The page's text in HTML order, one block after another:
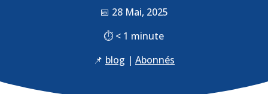
📅 28 Mai, 2025
⏱ < 1 minute
📌 blog | Abonnés